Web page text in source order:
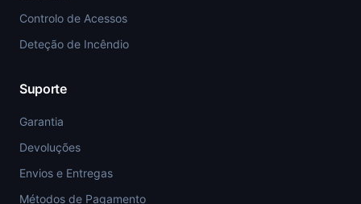
Controlo de Acessos
Deteção de Incêndio
Suporte
Garantia
Devoluções
Envios e Entregas
Métodos de Pagamento